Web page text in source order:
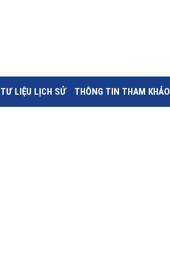
TƯ LIỆU LỊCH SỬ THÔNG TIN THAM KHẢO